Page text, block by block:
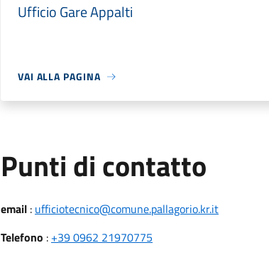
Ufficio Gare Appalti
VAI ALLA PAGINA
Punti di contatto
email: ufficiotecnico@comune.pallagorio.kr.it
Telefono : +39 0962 21970775